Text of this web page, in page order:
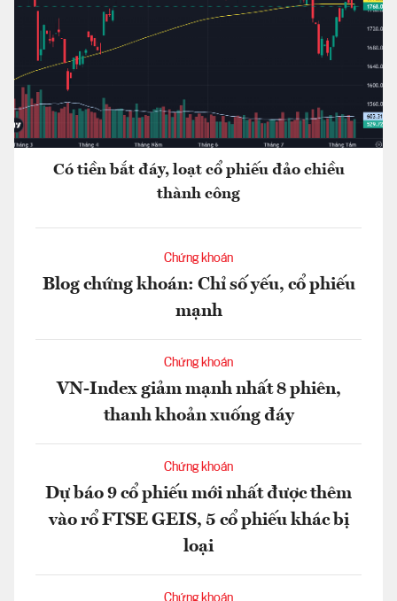
Có tiền bắt đáy, loạt cổ phiếu đảo chiều
thành công
Chứng khoán
Blog chứng khoán: Chỉ số yếu, cổ phiếu
mạnh
Chứng khoán
VN-Index giảm mạnh nhất 8 phiên,
thanh khoản xuống đáy
Chứng khoán
Dự báo 9 cổ phiếu mới nhất được thêm
vào rổ FTSE GEIS, 5 cổ phiếu khác bị
loại
Chứng khoán